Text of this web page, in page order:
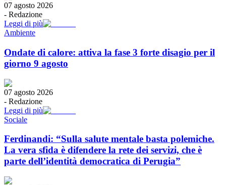
07 agosto 2026
- Redazione
Leggi di più
Ambiente
Ondate di calore: attiva la fase 3 forte disagio per il
giorno 9 agosto
07 agosto 2026
- Redazione
Leggi di più
Sociale
Ferdinandi: “Sulla salute mentale basta polemiche.
La vera sfida è difendere la rete dei servizi, che è
parte dell’identità democratica di Perugia”